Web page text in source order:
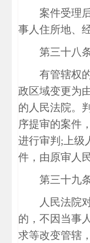
案件受理
事人住所地、
第三十八
有管辖权
政区域变更为
的人民法院。
序提审的案件
进行审判;上级
件，由原审人
第三十九
人民法院
的，不因当事
求等改变管辖